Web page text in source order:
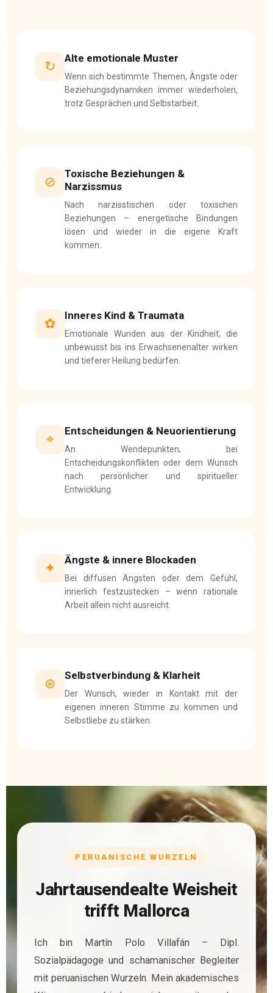
↻
Alte emotionale Muster
Wenn sich bestimmte Themen, Ängste oder
Beziehungsdynamiken immer wiederholen,
trotz Gesprächen und Selbstarbeit.
⊘
Toxische Beziehungen &
Narzissmus
Nach narzisstischen oder toxischen
Beziehungen – energetische Bindungen
lösen und wieder in die eigene Kraft
kommen.
✿
Inneres Kind & Traumata
Emotionale Wunden aus der Kindheit, die
unbewusst bis ins Erwachsenenalter wirken
und tieferer Heilung bedürfen.
⌖
Entscheidungen & Neuorientierung
An Wendepunkten, bei
Entscheidungskonflikten oder dem Wunsch
nach persönlicher und spiritueller
Entwicklung.
✦
Ängste & innere Blockaden
Bei diffusen Ängsten oder dem Gefühl,
innerlich festzustecken – wenn rationale
Arbeit allein nicht ausreicht.
⊛
Selbstverbindung & Klarheit
Der Wunsch, wieder in Kontakt mit der
eigenen inneren Stimme zu kommen und
Selbstliebe zu stärken.
PERUANISCHE WURZELN
Jahrtausendealte Weisheit
trifft Mallorca
Ich bin Martín Polo Villafán – Dipl.
Sozialpädagoge und schamanischer Begleiter
mit peruanischen Wurzeln. Mein akademisches